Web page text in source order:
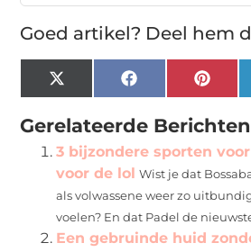
Goed artikel? Deel hem
X
(Twitter)
Facebook
Gerelateerde
3 bijzondere sporten
voor de lol Wist je dat
als volwassene weer zo
voelen? En dat Padel de
Een gebruinde huid